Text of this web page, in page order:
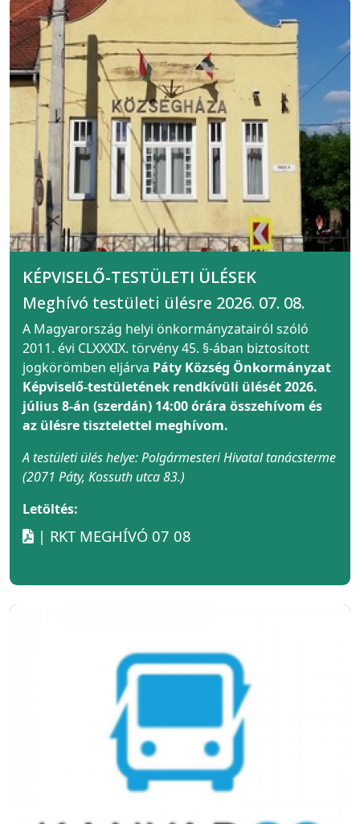
KÉPVISELŐ-TESTÜLETI ÜLÉSEK
Meghívó testületi ülésre 2026. 07. 08.
A Magyarország helyi önkormányzatairól szóló
2011. évi CLXXXIX. törvény 45. §-ában biztosított
jogkörömben eljárva Páty Község Önkormányzat
Képviselő-testületének rendkívüli ülését 2026.
július 8-án (szerdán) 14:00 órára összehívom és
az ülésre tisztelettel meghívom.
A testületi ülés helye: Polgármesteri Hivatal tanácsterme
(2071 Páty, Kossuth utca 83.)
Letöltés:
| RKT MEGHÍVÓ 07 08